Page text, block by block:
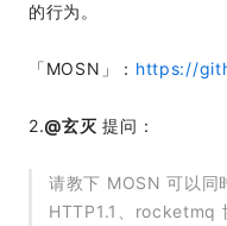
的行为。
「MOSN」： https://
2.@玄灭 提问：
请教下 MOSN 可以同
HTTP1.1、rocketmq